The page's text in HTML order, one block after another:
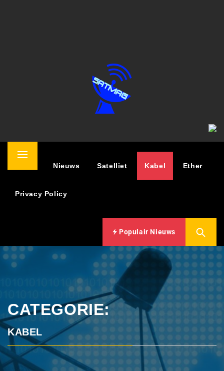
SATELLIET MAGAZINE
Primary
Nieuws Satelliet Kabel Ether
Privacy Policy
Populair Nieuws
CATEGORIE:
KABEL